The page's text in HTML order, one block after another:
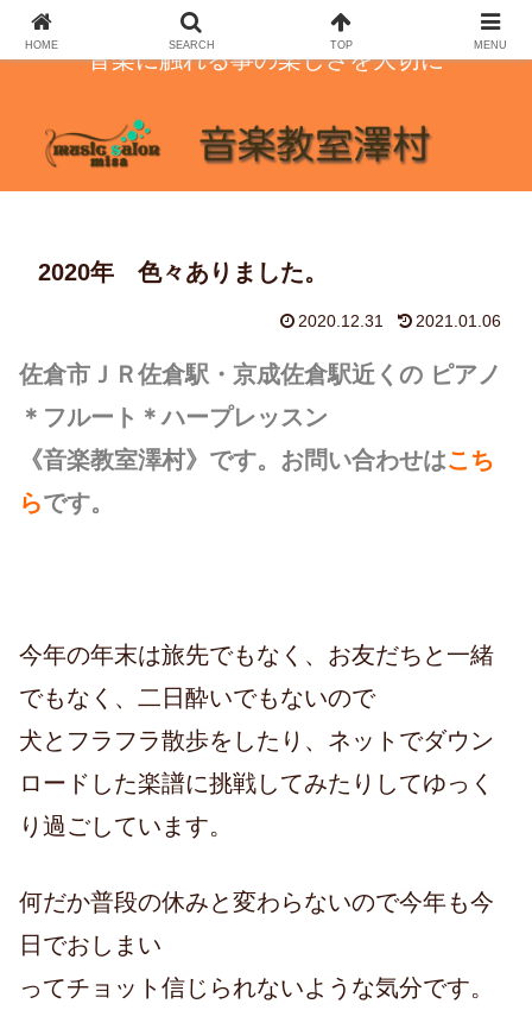
音楽に触れる事の楽しさを大切に
2020年 色々ありました。
2020.12.31 2021.01.06
佐倉市ＪＲ佐倉駅・京成佐倉駅近くの ピアノ
＊フルート＊ハープレッスン
《音楽教室澤村》です。お問い合わせはこち
らです。
今年の年末は旅先でもなく、お友だちと一緒
でもなく、二日酔いでもないので
犬とフラフラ散歩をしたり、ネットでダウン
ロードした楽譜に挑戦してみたりしてゆっく
り過ごしています。
何だか普段の休みと変わらないので今年も今
日でおしまい
ってチョット信じられないような気分です。
HOME SEARCH TOP MENU